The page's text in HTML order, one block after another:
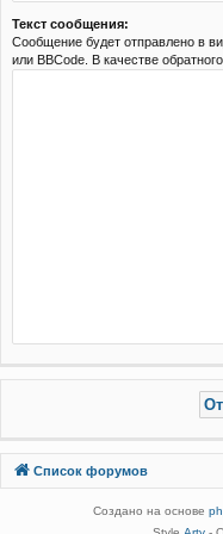
Текст сообщения:
Сообщение будет отправлено в
или BBCode. В качестве
Список форумов
Связаться с
Создано на основе